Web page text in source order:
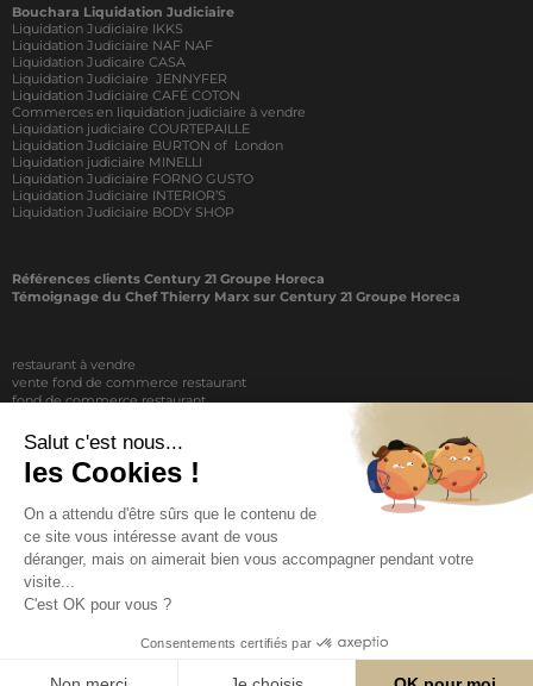
Bouchara Liquidation Judiciaire
Liquidation Judiciaire IKKS
Liquidation Judiciaire NAF NAF
Liquidation Judicaire CASA
Liquidation Judiciaire JENNYFER
Liquidation Judiciaire CAFÉ COTON
Commerces en liquidation judiciaire à vendre
Liquidation judiciaire COURTEPAILLE
Liquidation Judiciaire BURTON of London
Liquidation judiciaire MINELLI
Liquidation Judiciaire FORNO GUSTO
Liquidation Judiciaire INTERIOR’S
Liquidation Judiciaire BODY SHOP
Références clients Century 21 Groupe Horeca
Témoignage du Chef Thierry Marx sur Century 21 Groupe Horeca
restaurant à vendre
vente fond de commerce restaurant
fond de commerce restaurant
achat restaurant
vente de fond de commerce restaurant
acheter restaurant